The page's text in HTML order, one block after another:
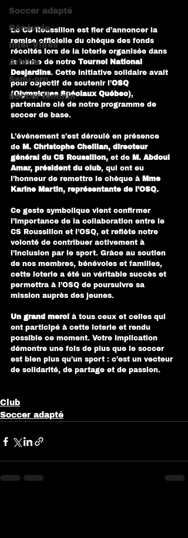
Soccer adapté
Bénévole
Inter-Villes
Arbitre
Semi-pro
Soccer féminin
Le CS Roussillon est fier d’annoncer la
remise officielle du chèque des fonds
récoltés lors de la loterie organisée dans
le cadre de notre Tournoi National
Desjardins. Cette initiative solidaire avait
pour objectif de soutenir l’OSQ
(Olympiques Spéciaux Québec),
partenaire clé de notre programme de
soccer de base.
L’événement s’est déroulé en présence
de M. Christophe Cheillan, directeur
général du CS Roussillon, et de M. Abdoul
Amar, président du club, qui ont eu
l’honneur de remettre le chèque à Mme
Karine Martin, représentante de l’OSQ.
Ce geste symbolique vient confirmer
l’importance de la collaboration entre le
CS Roussillon et l’OSQ, et reflète notre
volonté de contribuer activement à
l’inclusion par le sport. Grâce au soutien
de nos membres, bénévoles et familles,
cette loterie a été un véritable succès et
permettra à l’OSQ de poursuivre sa
mission auprès des jeunes.
Un grand merci à tous ceux et celles qui
ont participé à cette loterie et rendu
possible ce moment. Votre implication
démontre une fois de plus que le soccer
est bien plus qu’un sport : c’est un vecteur
de solidarité, de partage et de passion.
Club
Soccer adapté